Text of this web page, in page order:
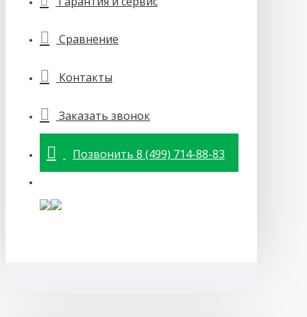
Сравнение
Контакты
Заказать звонок
Позвонить 8 (499) 714-88-83